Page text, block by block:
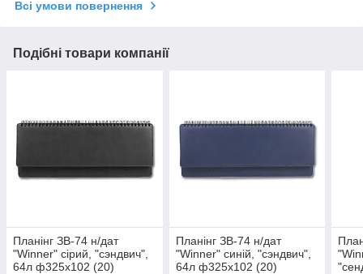
Всі умови повернення
Подібні товари компанії
Планінг ЗВ-74 н/дат
"Winner" сірий, "сэндвич",
64л ф325х102 (20)
Планінг ЗВ-74 н/дат
"Winner" синій, "сэндвич",
64л ф325х102 (20)